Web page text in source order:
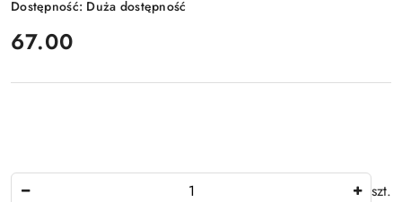
Dostępność: Duża dostępność
cena:
67.00
szt.